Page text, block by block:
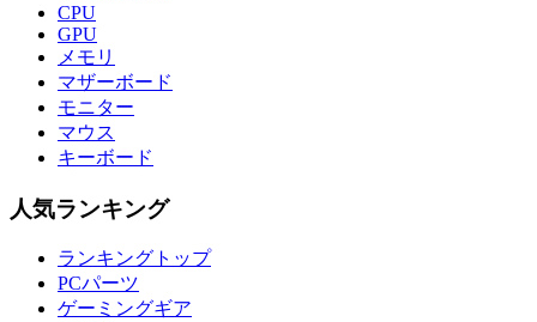
CPU
GPU
メモリ
マザーボード
モニター
マウス
キーボード
人気ランキング
ランキングトップ
PCパーツ
ゲーミングギア